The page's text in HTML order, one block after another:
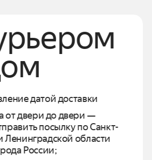
датой доставки
от двери до двери —
посылку поСанкт-
Ленинградской области
России;